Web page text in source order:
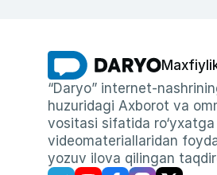
“Daryo” internet-
huzuridagi Axborot va
vositasi sifatida
videomateriallaridan
yozuv ilova qilingan